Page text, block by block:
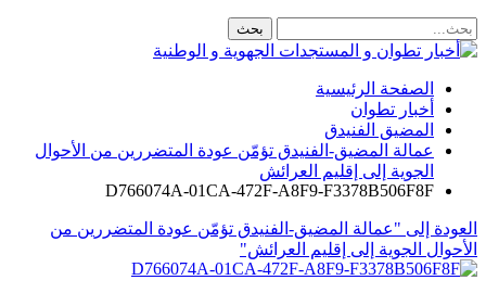
الصفحة الرئيسية
أخبار تطوان
المضيق الفنيدق
عمالة المضيق-الفنيدق تؤمّن عودة المتضررين من الأحوال
الجوية إلى إقليم العرائش
D766074A-01CA-472F-A8F9-F3378B506F8F
العودة إلى "عمالة المضيق-الفنيدق تؤمّن عودة المتضررين من
الأحوال الجوية إلى إقليم العرائش"